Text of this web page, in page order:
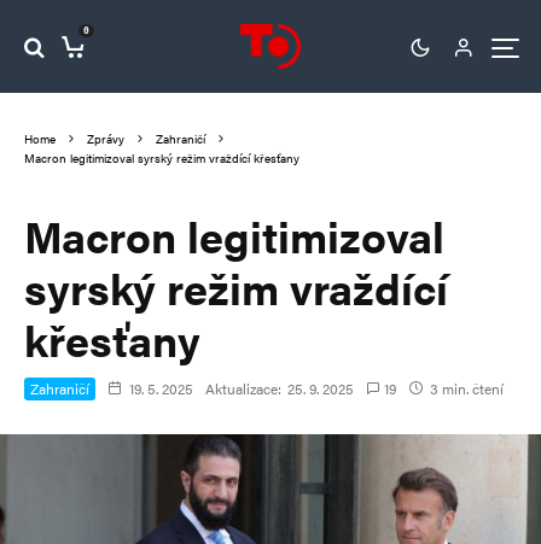
0
Home Zprávy
Zahraničí
Macron legitimizoval syrský režim vraždící křesťany
Macron legitimizoval
syrský režim vraždící
křesťany
Zahraničí 19. 5. 2025 Aktualizace: 25. 9. 2025 19 3 min. čtení